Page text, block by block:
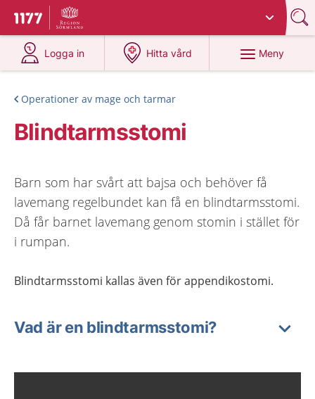
Till startsidan för 1177
Du har valt region
Logga in
på 1177.se
Hitta vård
på 1177.se
Meny
Operationer av mage och tarmar
Blindtarmsstomi
Barn som har svårt att bajsa och behöver få
lavemang regelbundet kan få en blindtarmsstomi.
Då får barnet lavemang genom stomin i stället för
i rumpan.
Blindtarmsstomi kallas även för appendikostomi.
Vad är en blindtarmsstomi?